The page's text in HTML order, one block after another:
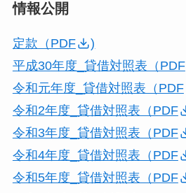
情報公開
定款（PDF
)
平成30年度_貸借対照表（PDF
令和元年度_貸借対照表（PDF
令和2年度_貸借対照表（PDF
令和3年度_貸借対照表（PDF
令和4年度_貸借対照表（PDF
令和5年度_貸借対照表（PDF